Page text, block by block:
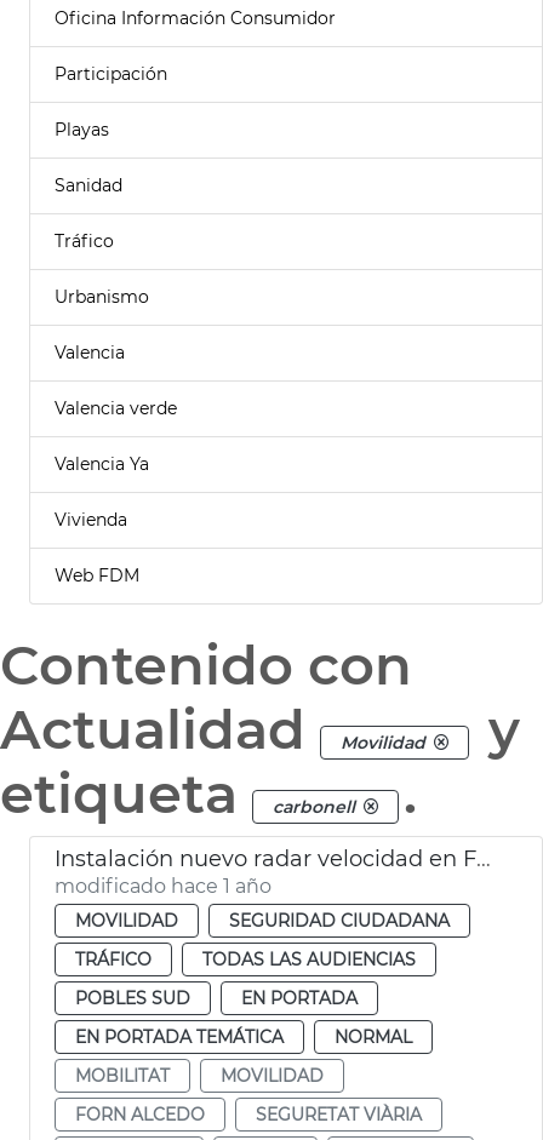
Oficina Información Consumidor
Participación
Playas
Sanidad
Tráfico
Urbanismo
Valencia
Valencia verde
Valencia Ya
Vivienda
Web FDM
Contenido con
Actualidad
Movilidad
y
etiqueta
carbonell .
Instalación nuevo radar velocidad en Forn d'Alcedo
modificado hace 1 año
MOVILIDAD
SEGURIDAD CIUDADANA
TRÁFICO
TODAS LAS AUDIENCIAS
POBLES SUD
EN PORTADA
EN PORTADA TEMÁTICA
NORMAL
MOBILITAT
MOVILIDAD
FORN ALCEDO
SEGURETAT VIÀRIA